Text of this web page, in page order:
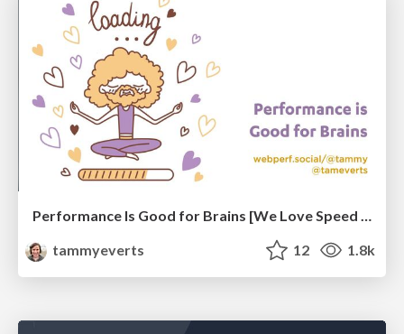
Performance Is Good for Brains [We Love Speed 2024]
tammyeverts
12 1.8k